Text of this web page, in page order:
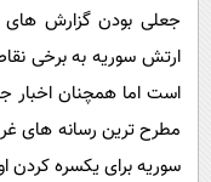
جعلی بودن گزارش های
ارتش سوریه به برخی
است اما همچنان اخبار
مطرح ترین رسانه های
سوریه برای یکسره کردن